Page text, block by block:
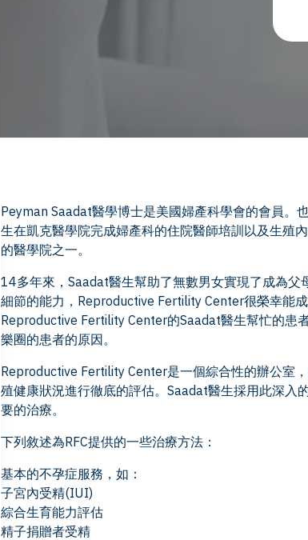
Peyman Saadat醫學博士是美國婦產科學會的會員。
生在凱克醫學院完成婦產科的住院醫師培訓以及生殖
的醫學院之一。
14多年來，Saadat醫生幫助了無數男女實現了成為
細節的能力，Reproductive Fertility Center很榮幸能
Reproductive Fertility Center的Saadat醫生幫忙的患
樂圈的患者的原因。
Reproductive Fertility Center是一個綜合性的辦公室
殖健康狀況進行徹底的評估。Saadat醫生採用此深入
要的治療。
下列敘述為RFC提供的一些治療方法：
基本的不孕症服務，如：
子宮內受精(IUI)
綜合生育能力評估
精子捐贈者受精